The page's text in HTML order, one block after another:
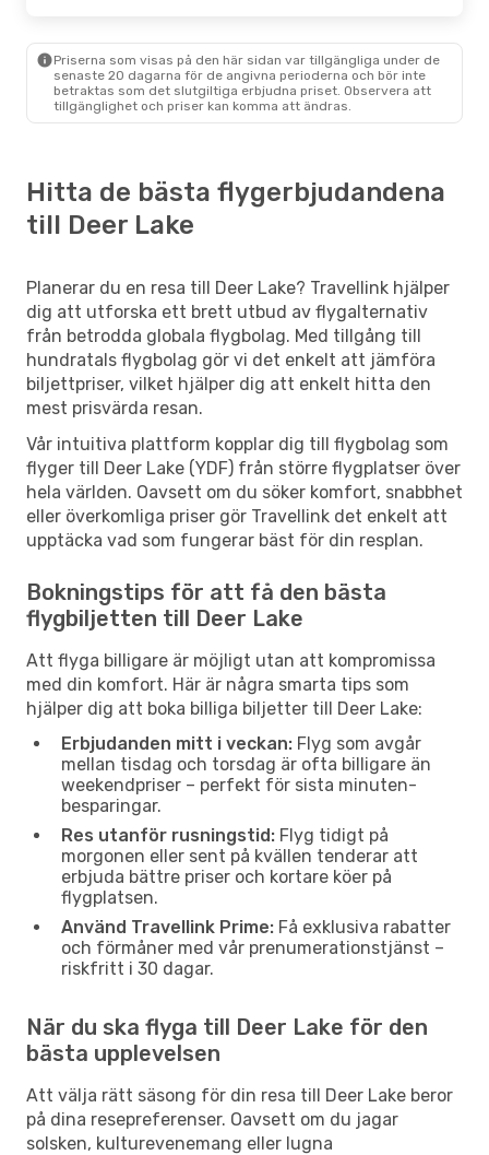
Priserna som visas på den här sidan var tillgängliga under de
senaste 20 dagarna för de angivna perioderna och bör inte
betraktas som det slutgiltiga erbjudna priset. Observera att
tillgänglighet och priser kan komma att ändras.
Hitta de bästa flygerbjudandena
till Deer Lake
Planerar du en resa till Deer Lake? Travellink hjälper
dig att utforska ett brett utbud av flygalternativ
från betrodda globala flygbolag. Med tillgång till
hundratals flygbolag gör vi det enkelt att jämföra
biljettpriser, vilket hjälper dig att enkelt hitta den
mest prisvärda resan.
Vår intuitiva plattform kopplar dig till flygbolag som
flyger till Deer Lake (YDF) från större flygplatser över
hela världen. Oavsett om du söker komfort, snabbhet
eller överkomliga priser gör Travellink det enkelt att
upptäcka vad som fungerar bäst för din resplan.
Bokningstips för att få den bästa
flygbiljetten till Deer Lake
Att flyga billigare är möjligt utan att kompromissa
med din komfort. Här är några smarta tips som
hjälper dig att boka billiga biljetter till Deer Lake:
Erbjudanden mitt i veckan: Flyg som avgår
mellan tisdag och torsdag är ofta billigare än
weekendpriser – perfekt för sista minuten-
besparingar.
Res utanför rusningstid: Flyg tidigt på
morgonen eller sent på kvällen tenderar att
erbjuda bättre priser och kortare köer på
flygplatsen.
Använd Travellink Prime: Få exklusiva rabatter
och förmåner med vår prenumerationstjänst –
riskfritt i 30 dagar.
När du ska flyga till Deer Lake för den
bästa upplevelsen
Att välja rätt säsong för din resa till Deer Lake beror
på dina resepreferenser. Oavsett om du jagar
solsken, kulturevenemang eller lugna